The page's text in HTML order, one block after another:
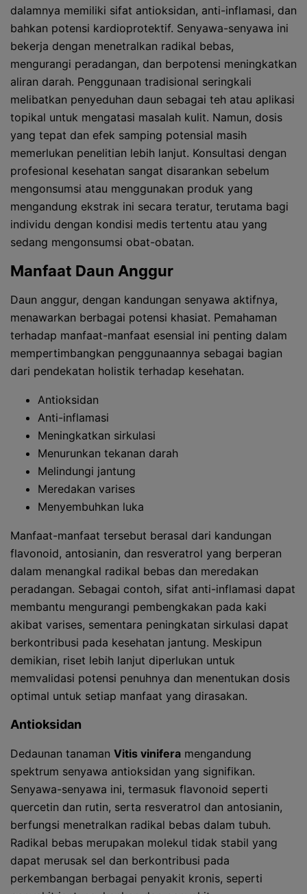
dalamnya memiliki sifat antioksidan, anti-inflamasi, dan
bahkan potensi kardioprotektif. Senyawa-senyawa ini
bekerja dengan menetralkan radikal bebas,
mengurangi peradangan, dan berpotensi meningkatkan
aliran darah. Penggunaan tradisional seringkali
melibatkan penyeduhan daun sebagai teh atau aplikasi
topikal untuk mengatasi masalah kulit. Namun, dosis
yang tepat dan efek samping potensial masih
memerlukan penelitian lebih lanjut. Konsultasi dengan
profesional kesehatan sangat disarankan sebelum
mengonsumsi atau menggunakan produk yang
mengandung ekstrak ini secara teratur, terutama bagi
individu dengan kondisi medis tertentu atau yang
sedang mengonsumsi obat-obatan.
Manfaat Daun Anggur
Daun anggur, dengan kandungan senyawa aktifnya,
menawarkan berbagai potensi khasiat. Pemahaman
terhadap manfaat-manfaat esensial ini penting dalam
mempertimbangkan penggunaannya sebagai bagian
dari pendekatan holistik terhadap kesehatan.
Antioksidan
Anti-inflamasi
Meningkatkan sirkulasi
Menurunkan tekanan darah
Melindungi jantung
Meredakan varises
Menyembuhkan luka
Manfaat-manfaat tersebut berasal dari kandungan
flavonoid, antosianin, dan resveratrol yang berperan
dalam menangkal radikal bebas dan meredakan
peradangan. Sebagai contoh, sifat anti-inflamasi dapat
membantu mengurangi pembengkakan pada kaki
akibat varises, sementara peningkatan sirkulasi dapat
berkontribusi pada kesehatan jantung. Meskipun
demikian, riset lebih lanjut diperlukan untuk
memvalidasi potensi penuhnya dan menentukan dosis
optimal untuk setiap manfaat yang dirasakan.
Antioksidan
Dedaunan tanaman Vitis vinifera mengandung
spektrum senyawa antioksidan yang signifikan.
Senyawa-senyawa ini, termasuk flavonoid seperti
quercetin dan rutin, serta resveratrol dan antosianin,
berfungsi menetralkan radikal bebas dalam tubuh.
Radikal bebas merupakan molekul tidak stabil yang
dapat merusak sel dan berkontribusi pada
perkembangan berbagai penyakit kronis, seperti